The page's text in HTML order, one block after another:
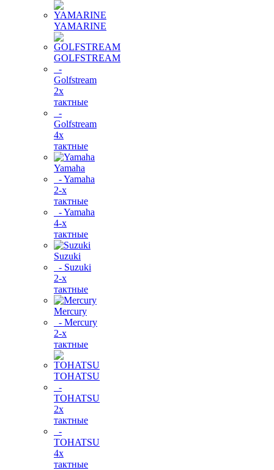
YAMARINE
GOLFSTREAM
-
Golfstream
2х
тактные
-
Golfstream
4х
тактные
Yamaha
- Yamaha
2-х
тактные
- Yamaha
4-х
тактные
Suzuki
- Suzuki
2-х
тактные
Mercury
- Mercury
2-х
тактные
TOHATSU
-
TOHATSU
2х
тактные
-
TOHATSU
4х
тактные